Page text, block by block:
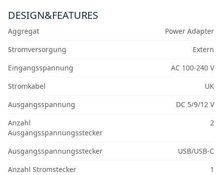
DESIGN&FEATURES
Aggregat
Power Adapter
Stromversorgung
Extern
Eingangsspannung
AC 100-240 V
Stromkabel
UK
Ausgangsspannung
DC 5/9/12 V
Anzahl
Ausgangsspannungsstecker
2
Ausgangsspannungsstecker
USB/USB-C
Anzahl Stromstecker
1